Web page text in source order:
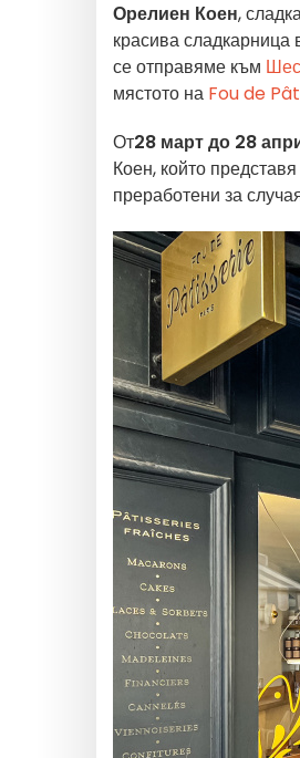
Орелиен Коен,
красива сладкарница
се отправяме към
мястото на Fou de
От28 март до 28
Коен, който
преработени за